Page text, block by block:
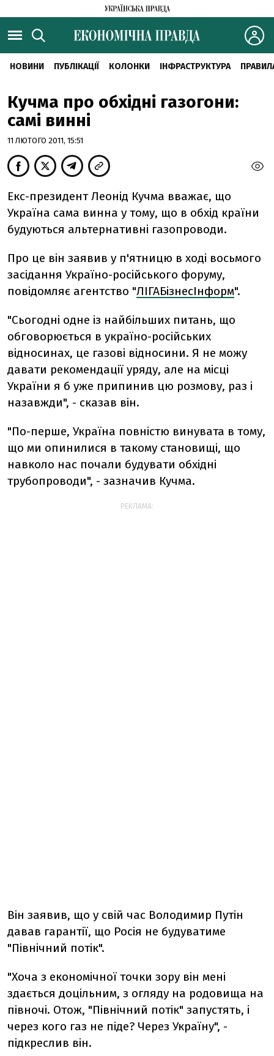
НОВИНИ ПУБЛІКАЦІЇ КОЛОНКИ ІНФРАСТРУКТУРА
Кучма про обхідні газогони:
самі винні
11 ЛЮТОГО 2011, 15:51
Екс-президент Леонід Кучма вважає, що
Україна сама винна у тому, що в обхід країни
будуються альтернативні газопроводи.
Про це він заявив у п'ятницю в ході восьмого
засідання Україно-російського форуму,
повідомляє агентство "ЛІГАБізнесІнформ".
"Сьогодні одне із найбільших питань, що
обговорюється в україно-російських
відносинах, це газові відносини. Я не можу
давати рекомендації уряду, але на місці
України я б уже припинив цю розмову, раз і
назавжди", - сказав він.
"По-перше, Україна повністю винувата в тому,
що ми опинилися в такому становищі, що
навколо нас почали будувати обхідні
трубопроводи", - зазначив Кучма.
РЕКЛАМА:
Він заявив, що у свій час Володимир Путін
давав гарантії, що Росія не будуватиме
"Північний потік".
"Хоча з економічної точки зору він мені
здається доцільним, з огляду на родовища на
півночі. Отож, "Північний потік" запустять, і
через кого газ не піде? Через Україну", -
підкреслив він.